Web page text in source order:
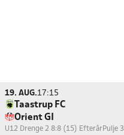
19. AUG.17:15
Taastrup FC
Orient GI
U12 Drenge 2 8:8 (15) EfterårPulje 3